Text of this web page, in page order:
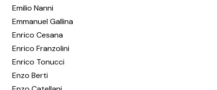
Emilio Nanni
Emmanuel Gallina
Enrico Cesana
Enrico Franzolini
Enrico Tonucci
Enzo Berti